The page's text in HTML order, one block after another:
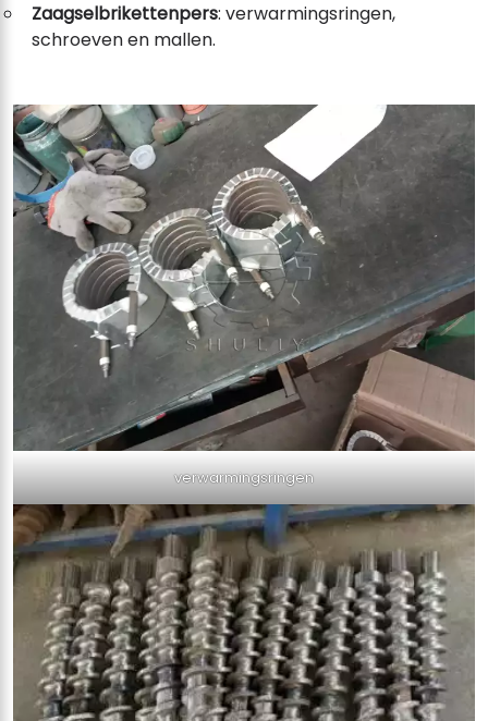
Zaagselbrikettenpers: verwarmingsringen,
schroeven en mallen.
verwarmingsringen